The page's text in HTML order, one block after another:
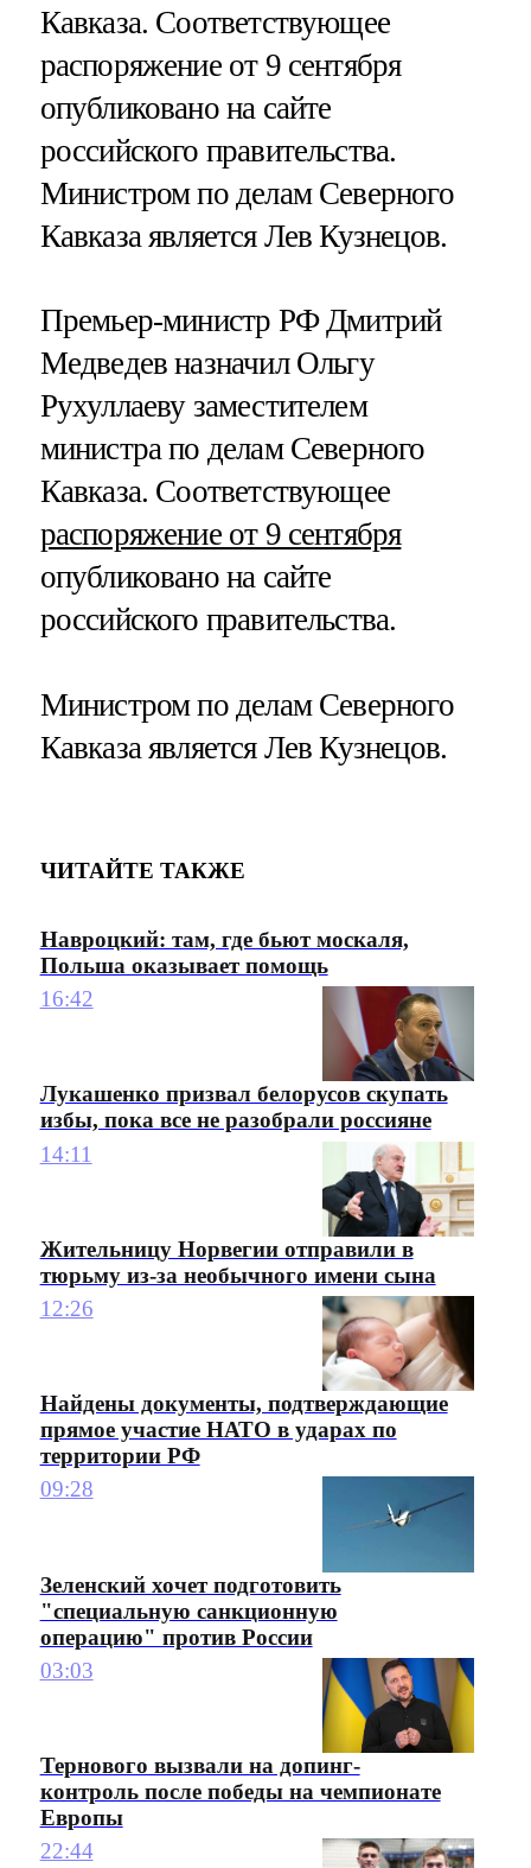
Кавказа. Соответствующее
распоряжение от 9 сентября
опубликовано на сайте
российского правительства.
Министром по делам Северного
Кавказа является Лев Кузнецов.
Премьер-министр РФ Дмитрий
Медведев назначил Ольгу
Рухуллаеву заместителем
министра по делам Северного
Кавказа. Соответствующее
распоряжение от 9 сентября
опубликовано на сайте
российского правительства.
Министром по делам Северного
Кавказа является Лев Кузнецов.
ЧИТАЙТЕ ТАКЖЕ
Навроцкий: там, где бьют москаля,
Польша оказывает помощь
16:42
Лукашенко призвал белорусов скупать
избы, пока все не разобрали россияне
14:11
Жительницу Норвегии отправили в
тюрьму из-за необычного имени сына
12:26
Найдены документы, подтверждающие
прямое участие НАТО в ударах по
территории РФ
09:28
Зеленский хочет подготовить
"специальную санкционную
операцию" против России
03:03
Тернового вызвали на допинг-
контроль после победы на чемпионате
Европы
22:44